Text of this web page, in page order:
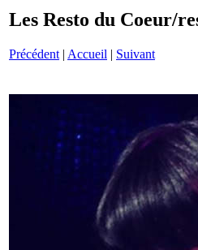
Les Resto du Coeur/
Précédent | Accueil | Suivant